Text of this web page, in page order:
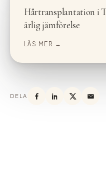
Hårtransplantation i
ärlig jämförelse
LÄS MER →
DELA